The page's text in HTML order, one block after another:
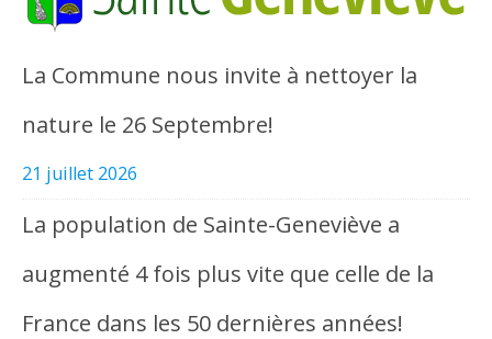
La Commune nous invite à nettoyer la
nature le 26 Septembre!
21 juillet 2026
La population de Sainte-Geneviève a
augmenté 4 fois plus vite que celle de la
France dans les 50 dernières années!